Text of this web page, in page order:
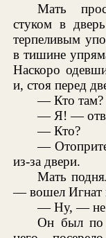
Мать
стуком в
терпеливым
в тишине
Наскоро
и, стоя перед
— Кто там?
— Я! —
— Кто?
—
из-за двери.
Мать
— вошел Игнат
— Ну, — не
Он был по